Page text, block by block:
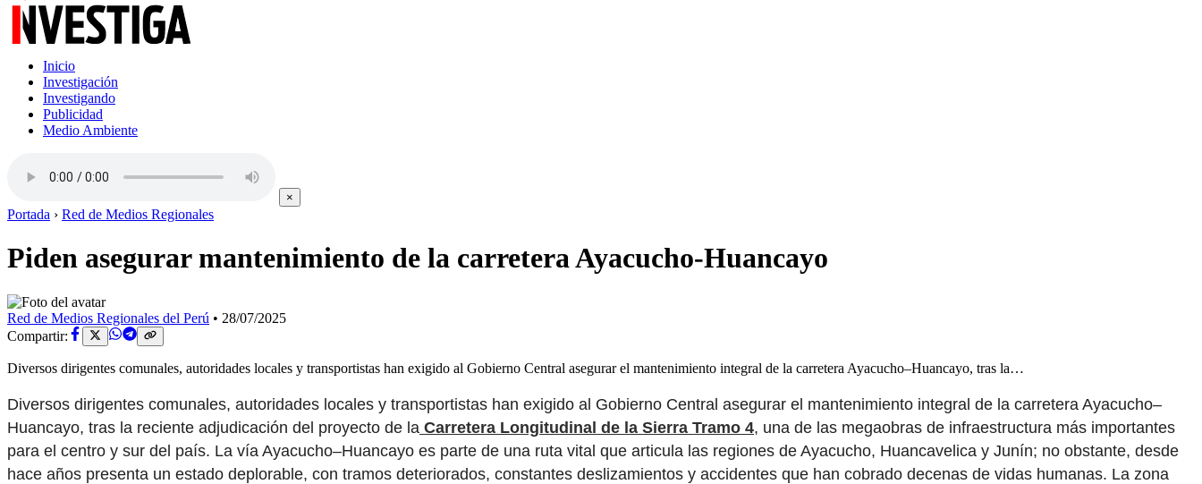
Inicio
Investigación
Investigando
Publicidad
Medio Ambiente
×
Portada › Red de Medios Regionales
Piden asegurar mantenimiento de la carretera Ayacucho-Huancayo
Red de Medios Regionales del Perú • 28/07/2025
Compartir:
Diversos dirigentes comunales, autoridades locales y transportistas han exigido al Gobierno Central asegurar el mantenimiento integral de la carretera Ayacucho–Huancayo, tras la…
Diversos dirigentes comunales, autoridades locales y transportistas han exigido al Gobierno Central asegurar el mantenimiento integral de la carretera Ayacucho–
Huancayo, tras la reciente adjudicación del proyecto de la Carretera Longitudinal de la Sierra Tramo 4, una de las megaobras de infraestructura más importantes
para el centro y sur del país. La vía Ayacucho–Huancayo es parte de una ruta vital que articula las regiones de Ayacucho, Huancavelica y Junín; no obstante, desde
hace años presenta un estado deplorable, con tramos deteriorados, constantes deslizamientos y accidentes que han cobrado decenas de vidas humanas. La zona